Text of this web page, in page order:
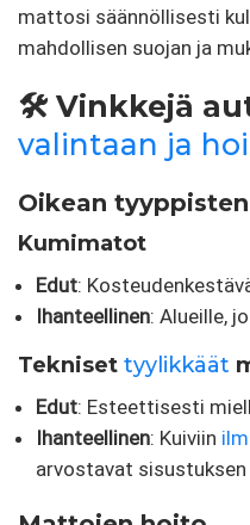
mattosi säännöllisesti
mahdollisen suojan ja
🛠 Vinkkejä
valintaan ja
Oikean
Kumimatot
Edut:
Ihanteellinen: Alueille,
Tekniset tyylikkäät
Edut: Esteettisesti
Ihanteellinen: Kuiviin
arvostavat sisustuksen